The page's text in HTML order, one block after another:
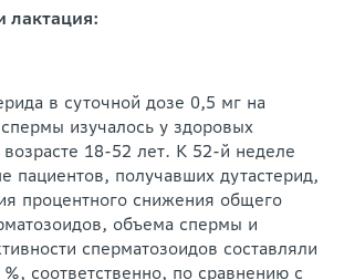
лактация:
в суточной дозе 0,5 мг на
изучалось у здоровых
18-52 лет. К 52-й неделе
пациентов, получавших дутастерид,
процентного снижения общего
объема спермы и
сперматозоидов составляли
соответственно, по сравнению с